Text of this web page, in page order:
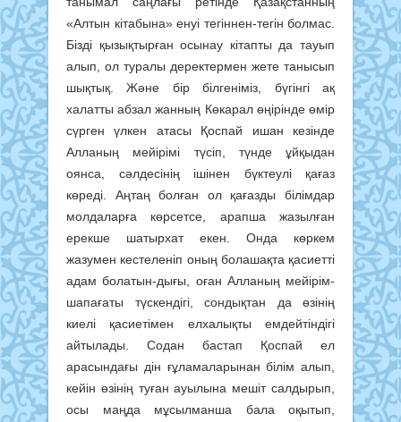
«Алтын кітабына» енуі тегіннен-тегін болмас.
Бізді қызықтырған осынау кітапты да тауып
алып, ол туралы деректермен жете танысып
шықтық. Және бір білгеніміз, бүгінгі ақ
халатты абзал жанның Көкарал өңірінде өмір
сүрген үлкен атасы Қоспай ишан кезінде
Алланың мейірімі түсіп, түнде ұйқыдан
оянса, сәлдесінің ішінен бүктеулі қағаз
көреді. Аңтаң болған ол қағазды білімдар
молдаларға көрсетсе, арапша жазылған
ерекше шатырхат екен. Онда көркем
жазумен кестеленіп оның болашақта қасиетті
адам болатын-дығы, оған Алланың мейірім-
шапағаты түскендігі, сондықтан да өзінің
киелі қасиетімен елхалықты емдейтіндігі
айтылады. Содан бастап Қоспай ел
арасындағы дін ғұламаларынан білім алып,
кейін өзінің туған ауылына мешіт салдырып,
осы маңда мұсылманша бала оқытып,